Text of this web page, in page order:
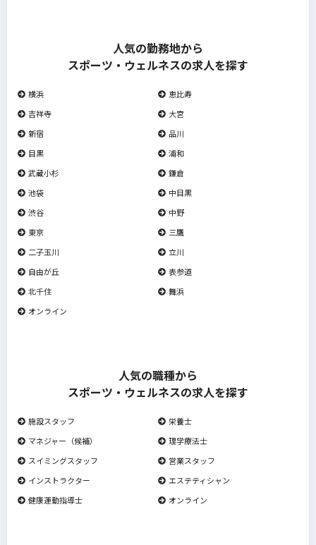
人気の勤務地から
スポーツ・ウェルネスの求人を探す
横浜
恵比寿
吉祥寺
大宮
新宿
品川
目黒
浦和
武蔵小杉
鎌倉
池袋
中目黒
渋谷
中野
東京
三鷹
二子玉川
立川
自由が丘
表参道
北千住
舞浜
オンライン
人気の職種から
スポーツ・ウェルネスの求人を探す
施設スタッフ
栄養士
マネジャー（候補）
理学療法士
スイミングスタッフ
営業スタッフ
インストラクター
エステティシャン
健康運動指導士
オンライン